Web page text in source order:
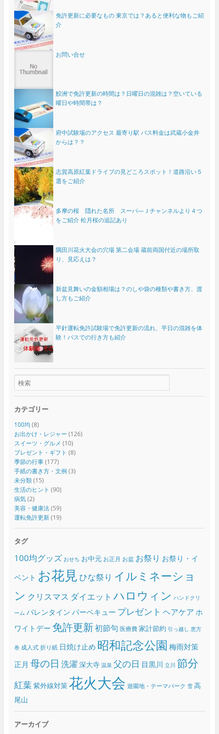
免許更新に必要なもの 東京では？あると便利な物もご紹
介
お問い合せ
鮫洲で免許更新の時間は？日曜日の混雑は？空いている
曜日や時間帯は？
府中試験場のアクセス 最寄り駅 バス料金は武蔵小金井
からは？？
志賀高原紅葉ドライブの見どころスポット！道路沿い５
選をご紹介
多摩の桜 隠れた名所 スーパ―Ｊチャンネルより４つ
をご紹介 松月桜の追記あり
隅田川花火大会の穴場 第二会場 蔵前両国付近の場所取
り、見応えは？
新盆見舞いの金額相場は？のしや袋の種類や書き方、渡
し方もご紹介
平針運転免許試験場で免許更新の流れ、平日の混雑を体
験！バスでの行き方も紹介
カテゴリー
100均 (8)
お出かけ・レジャー (126)
スイーツ・グルメ (10)
プレゼント・ギフト (8)
季節の行事(177)
手紙の書き方・文例 (3)
未分類(15)
生活のヒント (90)
病気(2)
美容・健康法(59)
運転免許更新(19)
タグ
100均グッズ おせち お中元 お正月 お盆 お祭り お祭り・イ
ベント お花見ひな祭り イルミネーショ
ン クリスマス ダイエット ハロウィン ハンドクリ
ーム バレンタイン バーベキュー プレゼント ヘアケア ホ
ワイトデー 免許更新初節句 医療費 家計節約 引っ越し 恵方
巻 成人式 折り紙 日焼け止め 昭和記念公園 梅雨対策
正月 母の日 洗濯 深大寺 温泉 父の日 目黒川 立川 節分
紅葉紫外線対策花火大会 遊園地・テーマパーク 雪 高
尾山
アーカイブ